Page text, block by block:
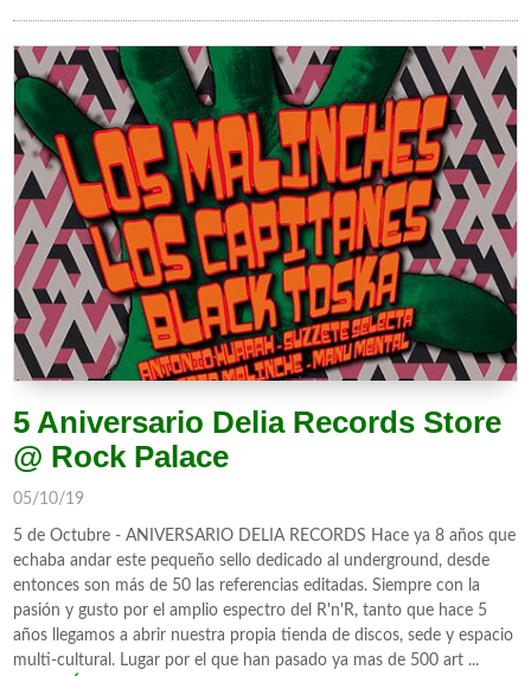
5 Aniversario Delia Records Store
@ Rock Palace
05/10/19
5 de Octubre - ANIVERSARIO DELIA RECORDS Hace ya 8 años que
echaba andar este pequeño sello dedicado al underground, desde
entonces son más de 50 las referencias editadas. Siempre con la
pasión y gusto por el amplio espectro del R'n'R, tanto que hace 5
años llegamos a abrir nuestra propia tienda de discos, sede y espacio
multi-cultural. Lugar por el que han pasado ya mas de 500 art ...